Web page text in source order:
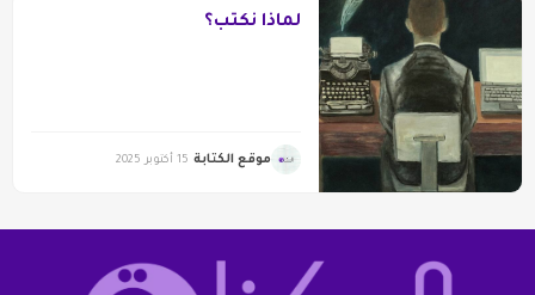
لماذا نكتب؟
موقع الكتابة 15 أكتوبر 2025